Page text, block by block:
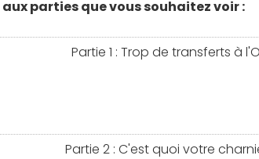
parties que vous souhaitez voir :
Partie 1 : Trop de transferts à
Partie 2 : C'est quoi votre